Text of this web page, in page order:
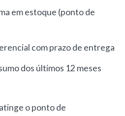
em estoque (ponto de
com prazo de entrega
dos últimos 12 meses
o ponto de